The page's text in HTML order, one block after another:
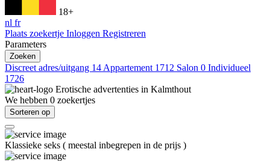
18+
nl fr
Plaats zoekertje Inloggen Registreren
Parameters
Zoeken
Discreet adres/uitgang 14 Appartement 1712 Salon 0 Individueel
1726
Erotische advertenties in Kalmthout
We hebben 0 zoekertjes
Sorteren op
Klassieke seks ( meestal inbegrepen in de prijs )